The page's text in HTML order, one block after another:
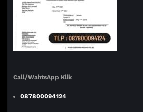
Call/WahtsApp Klik
087800094124